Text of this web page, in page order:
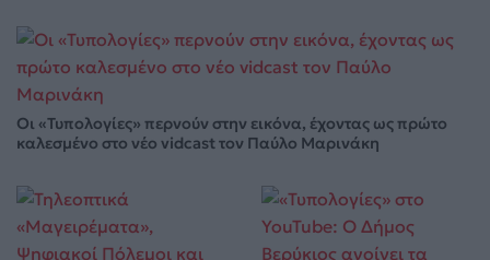
Οι «Τυπολογίες» περνούν στην εικόνα, έχοντας ως πρώτο
καλεσμένο στο νέο vidcast τον Παύλο Μαρινάκη